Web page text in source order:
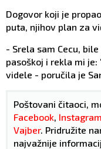
Dogovor koji je
puta, njihov plan za
- Srela sam Cecu,
pasoškoj i rekla mi je:
videle - poručila je
Poštovani čitaoci,
Facebook Instagram
Vajber. Pridružite
najvažnije